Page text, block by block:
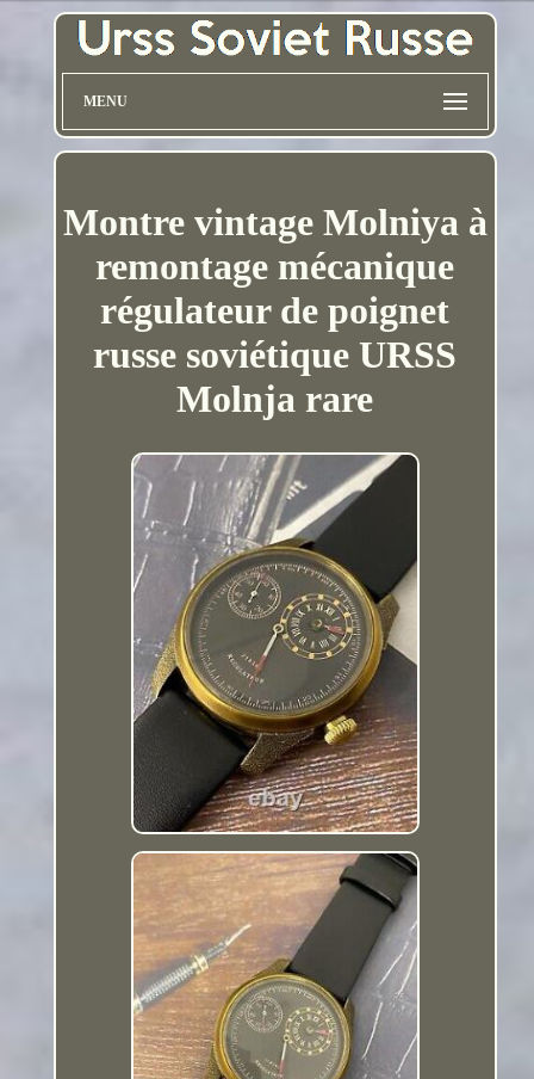
MENU
Montre vintage Molniya à
remontage mécanique
régulateur de poignet
russe soviétique URSS
Molnja rare